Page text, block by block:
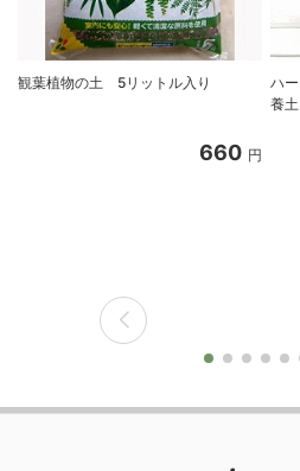
観葉植物の土 5リットル入り
660 円
ハ
養土